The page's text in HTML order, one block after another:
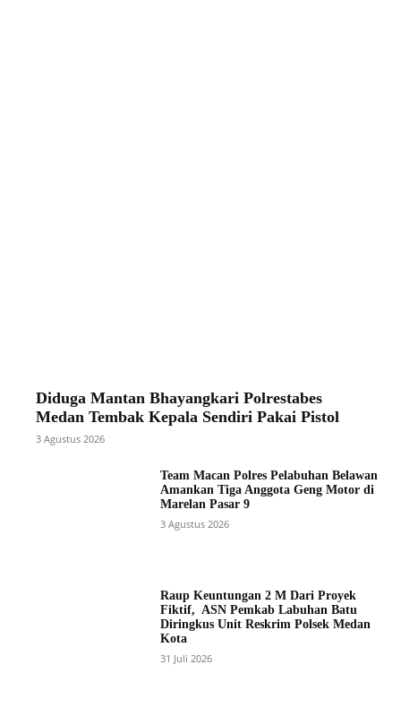
Diduga Mantan Bhayangkari Polrestabes
Medan Tembak Kepala Sendiri Pakai Pistol
3 Agustus 2026
Team Macan Polres Pelabuhan Belawan
Amankan Tiga Anggota Geng Motor di
Marelan Pasar 9
3 Agustus 2026
Raup Keuntungan 2 M Dari Proyek
Fiktif, ASN Pemkab Labuhan Batu
Diringkus Unit Reskrim Polsek Medan
Kota
31 Juli 2026